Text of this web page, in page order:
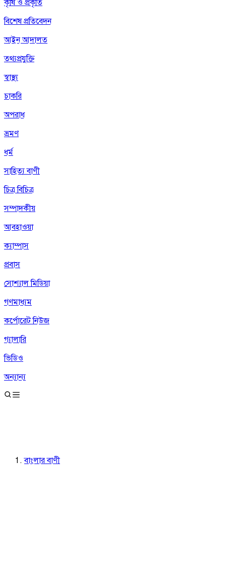
কৃষি ও প্রকৃতি
বিশেষ প্রতিবেদন
আইন আদালত
তথ্যপ্রযুক্তি
স্বাস্থ্য
চাকরি
অপরাধ
ভ্রমণ
ধর্ম
সাহিত্য বাণী
চিত্র বিচিত্র
সম্পাদকীয়
আবহাওয়া
ক্যাম্পাস
প্রবাস
সোশ্যাল মিডিয়া
গণমাধ্যম
কর্পোরেট নিউজ
গ্যালারি
ভিডিও
অন্যান্য
বাংলার বাণী